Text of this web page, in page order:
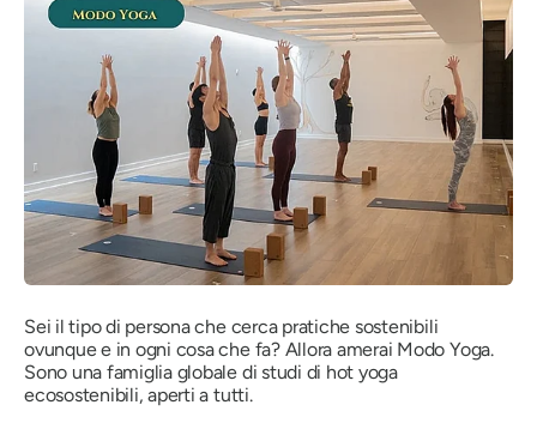
Sei il tipo di persona che cerca pratiche sostenibili
ovunque e in ogni cosa che fa? Allora amerai Modo Yoga.
Sono una famiglia globale di studi di hot yoga
ecosostenibili, aperti a tutti.